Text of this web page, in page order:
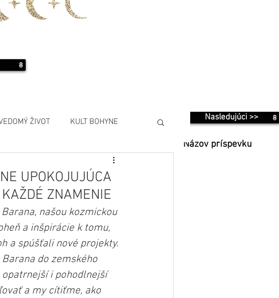
Nasledujúci >>
Názov príspevku
ŽIVOT KULT BOHYNE
UPOKOJUJÚCA
ZNAMENIE
našou kozmickou
a inšpirácie k tomu,
a spúšťali nové projekty.
do zemského
i pohodlnejší
a my cítiťme, ako